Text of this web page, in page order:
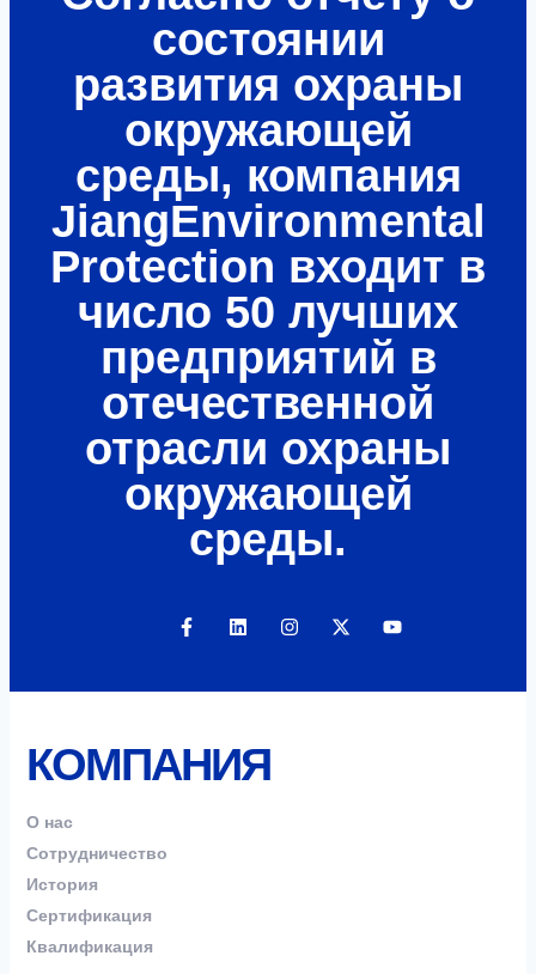
состоянии
развития охраны
окружающей
среды, компания
JiangEnvironmental
Protection входит в
число 50 лучших
предприятий в
отечественной
отрасли охраны
окружающей
среды.
КОМПАНИЯ
О нас
Сотрудничество
История
Сертификация
Квалификация